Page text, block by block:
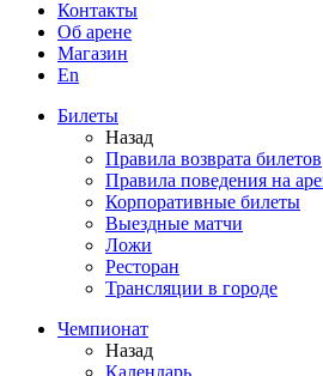
Контакты
Об арене
Магазин
En
Билеты
Назад
Правила возврата билетов
Правила поведения на
Корпоративные билеты
Выездные матчи
Ложи
Ресторан
Трансляции в городе
Чемпионат
Назад
Календарь